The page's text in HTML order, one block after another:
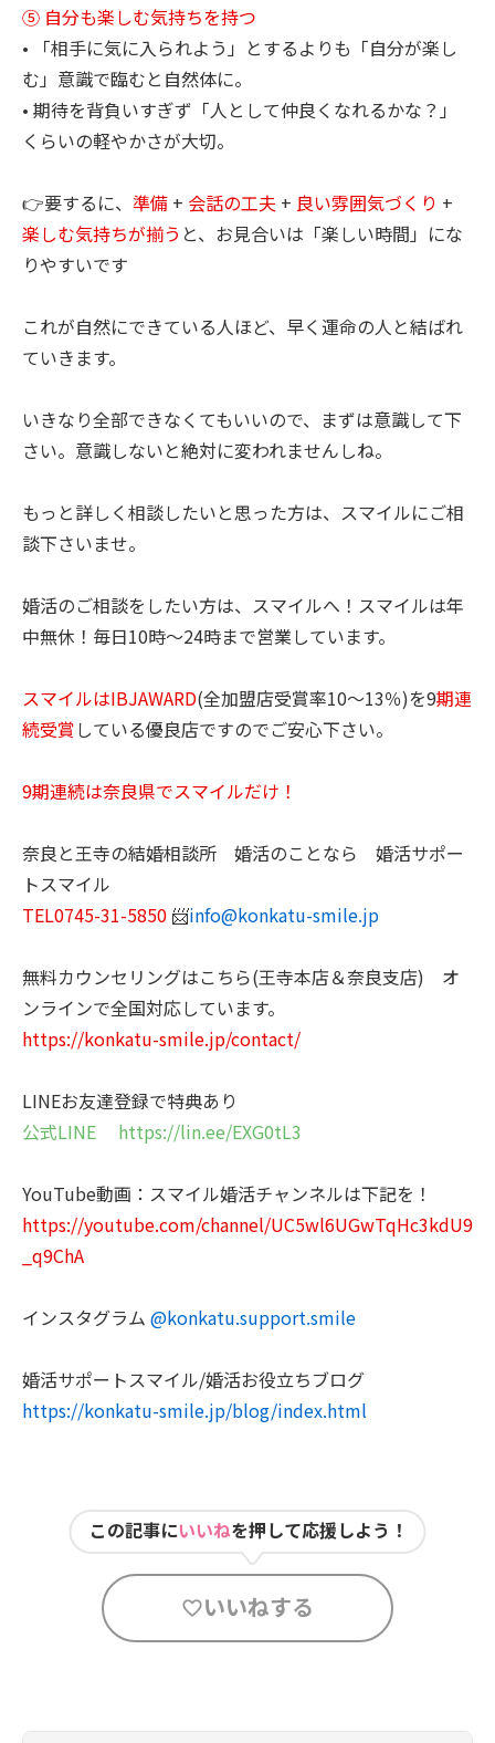
⑤ 自分も楽しむ気持ちを持つ
• 「相手に気に入られよう」とするよりも「自分が楽し
む」意識で臨むと自然体に。
• 期待を背負いすぎず「人として仲良くなれるかな？」
くらいの軽やかさが大切。
👉要するに、 準備 + 会話の工夫 + 良い雰囲気づくり +
楽しむ気持ちが揃う と、お見合いは「楽しい時間」にな
りやすいです
これが自然にできている人ほど、早く運命の人と結ばれ
ていきます。
いきなり全部できなくてもいいので、まずは意識して下
さい。意識しないと絶対に変われませんしね。
もっと詳しく相談したいと思った方は、スマイルにご相
談下さいませ。
婚活のご相談をしたい方は、スマイルへ！スマイルは年
中無休！毎日10時～24時まで営業しています。
スマイルはIBJAWARD(全加盟店受賞率10～13％)を9期連
続受賞している優良店ですのでご安心下さい。
9期連続は奈良県でスマイルだけ！
奈良と王寺の結婚相談所 婚活のことなら 婚活サポー
トスマイル
TEL0745-31-5850 📨info@konkatu-smile.jp
無料カウンセリングはこちら(王寺本店＆奈良支店) オ
ンラインで全国対応しています。
https://konkatu-smile.jp/contact/
LINEお友達登録で特典あり
公式LINE https://lin.ee/EXG0tL3
YouTube動画：スマイル婚活チャンネルは下記を！
https://youtube.com/channel/UC5wl6UGwTqHc3kdU9
_q9ChA
インスタグラム @konkatu.support.smile
婚活サポートスマイル/婚活お役立ちブログ
https://konkatu-smile.jp/blog/index.html
この記事にいいねを押して応援しよう！
いいねする